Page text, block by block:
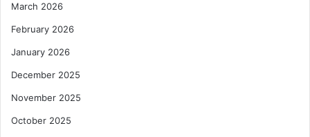
March 2026
February 2026
January 2026
December 2025
November 2025
October 2025